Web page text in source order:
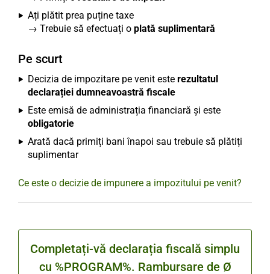
Ați plătit prea puține taxe
→ Trebuie să efectuați o plată suplimentară
Pe scurt
Decizia de impozitare pe venit este rezultatul
declarației dumneavoastră fiscale
Este emisă de administrația financiară și este
obligatorie
Arată dacă primiți bani înapoi sau trebuie să plătiți
suplimentar
Ce este o decizie de impunere a impozitului pe venit?
Completați-vă declarația fiscală simplu
cu %PROGRAM%. Rambursare de Ø